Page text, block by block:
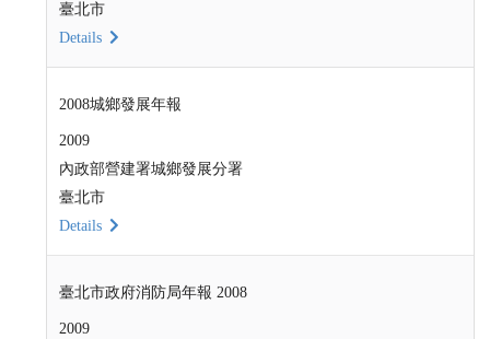
臺北市
Details
2008城鄉發展年報
2009
內政部營建署城鄉發展分署
臺北市
Details
臺北市政府消防局年報 2008
2009